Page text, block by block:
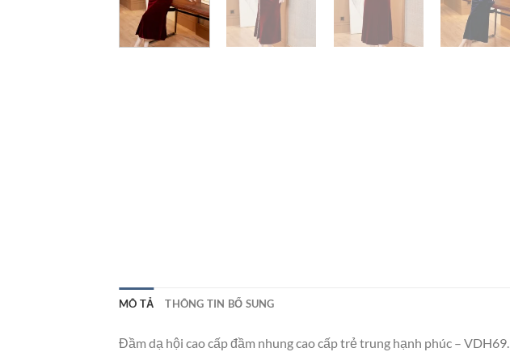
MÔ TẢ THÔNG TIN BỔ SUNG
Đầm dạ hội cao cấp đầm nhung cao cấp trẻ trung hạnh phúc – VDH69.